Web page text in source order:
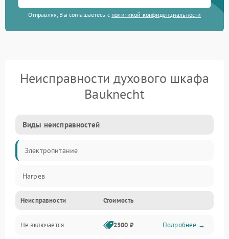
Отправляя, Вы соглашаетесь с политикой конфиденциальности
Неисправности духового шкафа
Bauknecht
Виды неисправностей
Электропитание
Нагрев
Неисправности Стоимость
Не включается 2500 ₽ Подробнее →